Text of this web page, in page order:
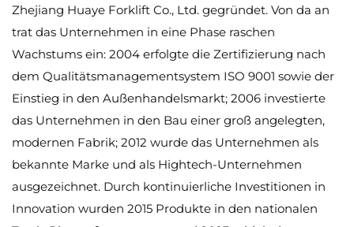
Zhejiang Huaye Forklift Co., Ltd. gegründet. Von da an
trat das Unternehmen in eine Phase raschen
Wachstums ein: 2004 erfolgte die Zertifizierung nach
dem Qualitätsmanagementsystem ISO 9001 sowie der
Einstieg in den Außenhandelsmarkt; 2006 investierte
das Unternehmen in den Bau einer groß angelegten,
modernen Fabrik; 2012 wurde das Unternehmen als
bekannte Marke und als Hightech-Unternehmen
ausgezeichnet. Durch kontinuierliche Investitionen in
Innovation wurden 2015 Produkte in den nationalen